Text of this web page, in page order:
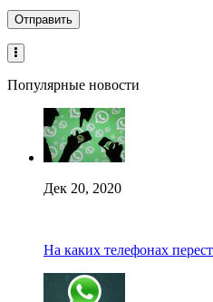
Популярные новости
Дек 20, 2020
На каких телефонах